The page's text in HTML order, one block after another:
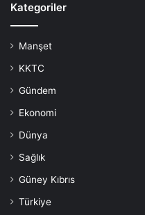
Kategoriler
Manşet
KKTC
Gündem
Ekonomi
Dünya
Sağlık
Güney Kıbrıs
Türkiye